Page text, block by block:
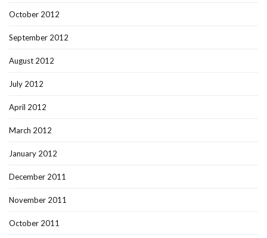
October 2012
September 2012
August 2012
July 2012
April 2012
March 2012
January 2012
December 2011
November 2011
October 2011